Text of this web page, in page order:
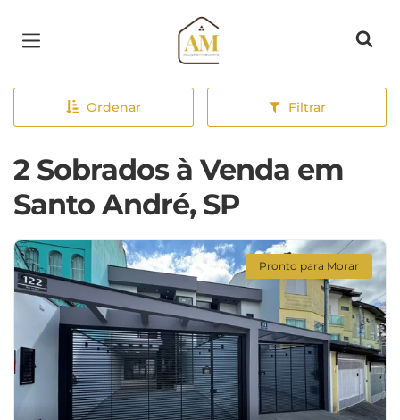
Página inicial
Ordenar Filtrar
2 Sobrados à Venda em
Santo André, SP
Pronto para Morar